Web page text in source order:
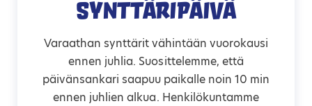
synttäripäivä
Varaathan synttärit vähintään vuorokausi
ennen juhlia. Suosittelemme, että
päivänsankari saapuu paikalle noin 10 min
ennen juhlien alkua. Henkilökuntamme